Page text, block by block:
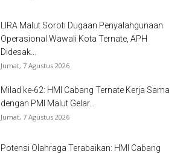
LIRA Malut Soroti Dugaan Penyalahgunaan
Operasional Wawali Kota Ternate, APH
Didesak...
Jumat, 7 Agustus 2026
Milad ke-62: HMI Cabang Ternate Kerja Sama
dengan PMI Malut Gelar...
Jumat, 7 Agustus 2026
Potensi Olahraga Terabaikan: HMI Cabang